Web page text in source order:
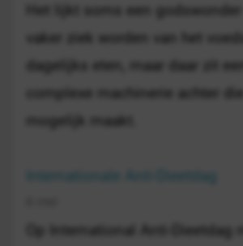
Het lijkt soms een godswonder
vaker ziek worden van het
dagelijks eten, maar daar zit
complexe machinerie achter
mogelijk maakt.
Internationale Anti-Dieetdag
Op International Anti-Dieetdag